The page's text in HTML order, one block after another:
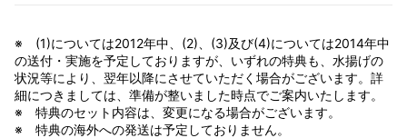
※ (1)については2012年中、(2)、(3)及び(4)については2014年中
の送付・実施を予定しておりますが、いずれの特典も、水揚げの
状況等により、翌年以降にさせていただく場合がございます。詳
細につきましては、準備が整いました時点でご案内いたします。
※ 特典のセット内容は、変更になる場合がございます。
※ 特典の海外への発送は予定しておりません。